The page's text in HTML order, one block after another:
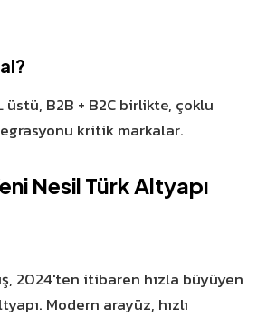
üstü, B2B + B2C birlikte, çoklu
kritik markalar.
Nesil Türk Altyapı
2024'ten itibaren hızla büyüyen
Modern arayüz, hızlı